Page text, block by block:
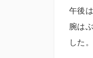
午後
腕は
した。